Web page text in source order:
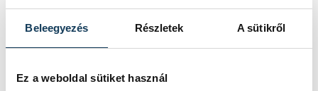
Beleegyezés Részletek A sütikről
Ez a weboldal sütiket használ
Tekintettel arra, hogy én elsősorban nem
hiszen szakállamtitkárként a zöld tárcával